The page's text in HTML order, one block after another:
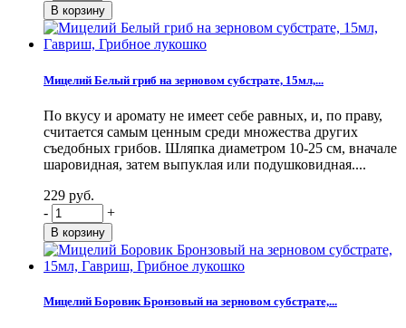
Мицелий Белый гриб на зерновом субстрате, 15мл,...
По вкусу и аромату не имеет себе равных, и, по праву,
считается самым ценным среди множества других
съедобных грибов. Шляпка диаметром 10-25 см, вначале
шаровидная, затем выпуклая или подушковидная....
229 руб.
-
+
Мицелий Боровик Бронзовый на зерновом субстрате,...